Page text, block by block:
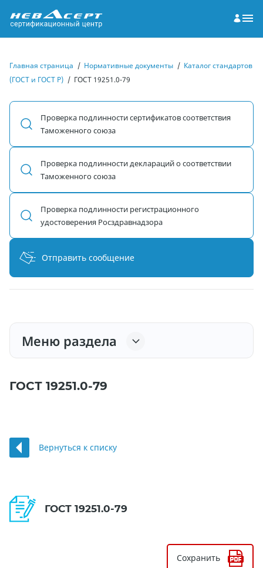
Главная страница / Нормативные документы / Каталог стандартов
(ГОСТ и ГОСТ Р) / ГОСТ 19251.0-79
Проверка подлинности сертификатов соответствия
Таможенного союза
Проверка подлинности деклараций о соответствии
Таможенного союза
Проверка подлинности регистрационного
удостоверения Росздравнадзора
Отправить сообщение
Меню раздела
ГОСТ 19251.0-79
Вернуться к списку
ГОСТ 19251.0-79
Сохранить